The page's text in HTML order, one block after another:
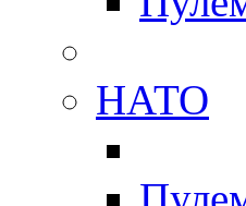
НАТО